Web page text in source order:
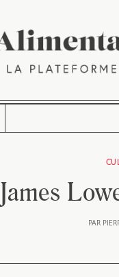
James
PAR